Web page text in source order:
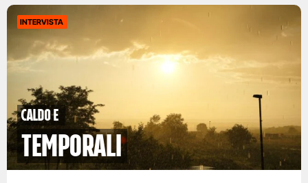
INTERVISTA
caldo e
temporali